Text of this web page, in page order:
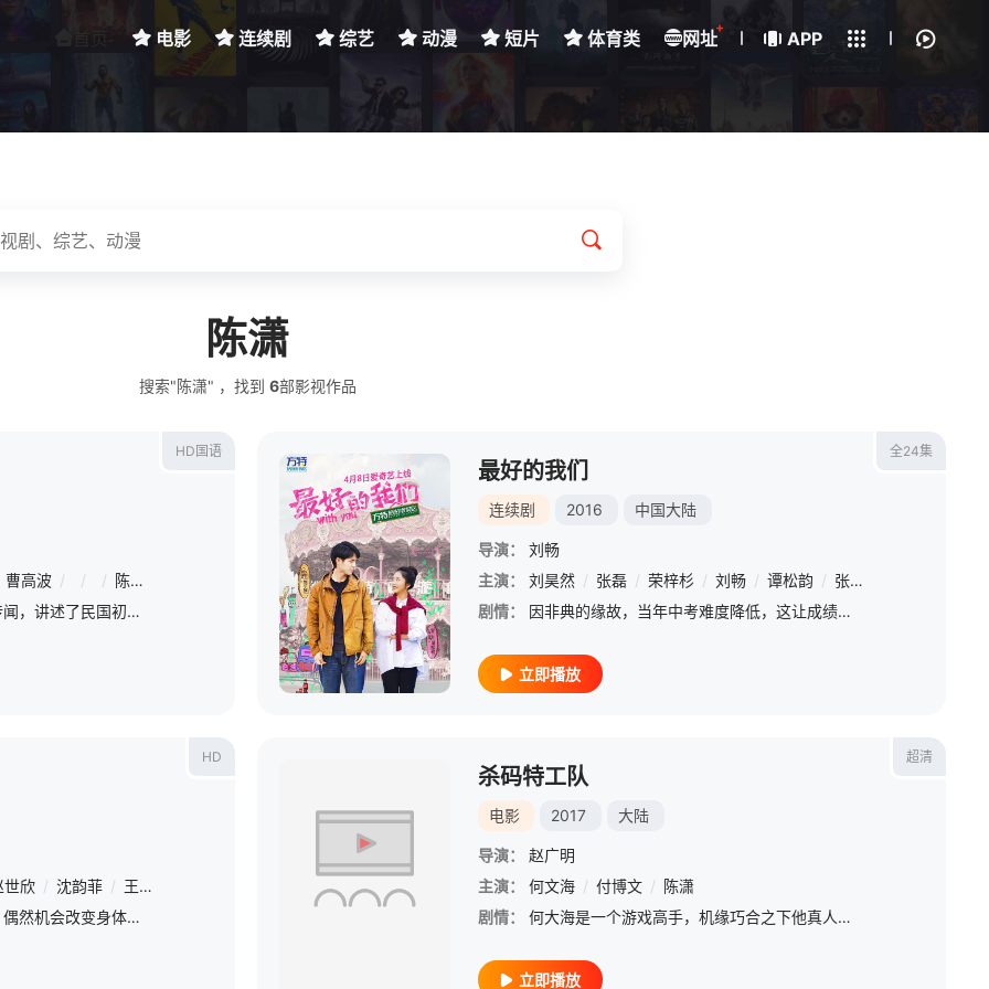
电影 连续剧 综艺 动漫 短片 体育类 网址
+
APP
下载客户端
我的观影记录
陈潇
搜索"陈潇" ，找到 6部影视作品
HD国语
曹高波 / / / 陈潇 / 陶子 / / / 张振才 / /
陈明
影片改编自民国真实恐怖传闻，讲述了民国初年富甲一方的淮镇盐商康氏惨遭灭门，家中幼女亲眼目睹全家被杀后竟离奇失踪。几十年间，废弃康宅鬼泣哀怨，整个青木巷充斥着灵异惊悚的气息，军官宋绍堂（葛浩饰）、教师紫
全24集
最好的我们
连续剧 2016 中国大陆
导演：
刘畅
主演：
刘昊然 / 张磊 / 荣梓杉 / 刘畅 / 谭松韵 / 张文婷
剧情：
因非典的缘故，当年中考难度降低，这让成绩并不突出的女孩耿耿（谭松韵 饰）尝到了甜头，从而意外考入了重点学校振华高中。肩负着父母的期望，她昂首阔步走入高中。但是这里毕竟是一个凭实力说话的名牌学府，四周围
立即播放
HD
世欣 / 沈韵菲 / 王晶熙
原本生活消极的宅男阿翔，偶然机会改变身体成了顶级男模鬼叔，迎来了势不可挡的桃花期，在遇到四位美丽姑娘后，事业、爱情霎那间达到巅峰，却又在一夜间打回原形，失去所有的离奇、搞笑、浪漫、励志故事。
超清
杀码特工队
电影 2017 大陆
导演：
赵广明
主演：
何文海 / 付博文 / 陈潇
剧情：
何大海是一个游戏高手，机缘巧合之下他真人穿越进了电脑游戏和动漫世界。为了给生病的父亲筹钱，他开始在人气高的角色扮演游戏世界里面偷取装备卖钱，在这个过程中结识了生死好友并展开了令人啼笑皆非的冒险旅程，同时发现了在网络世界里面的惊天大阴谋。为了保护网络世界，大海解救了自己心目中最爱的卡通形象，破解了坏人的骗局。而他也终于得到了成长，找到了属于自己的人生方向。
立即播放